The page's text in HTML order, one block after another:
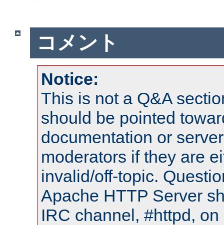
コメント
Notice:
This is not a Q&A
should be pointed
documentation or
moderators if they are
invalid/off-topic.
Apache HTTP Server
IRC channel, #httpd,